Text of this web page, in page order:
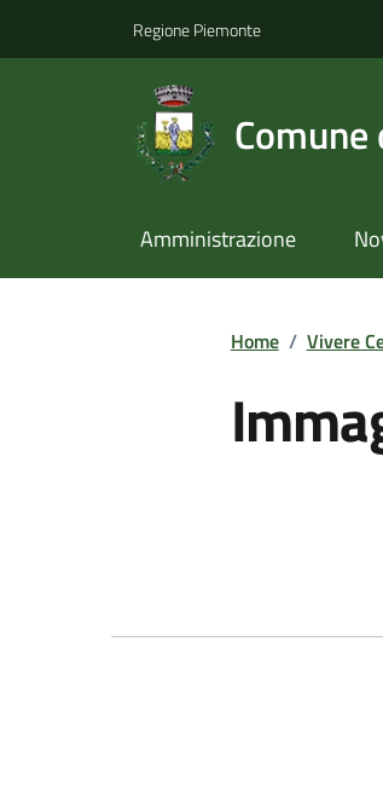
Regione Piemonte
Comune
Amministrazione
Home / Vivere